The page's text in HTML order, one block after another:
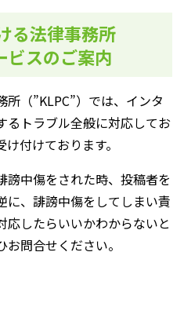
る法律事務所
ビスのご案内
（”KLPC”）では、インタ
るトラブル全般に対応してお
付けております。
中傷をされた時、投稿者を
に、誹謗中傷をしてしまい責
したらいいかわからないと
問合せください。